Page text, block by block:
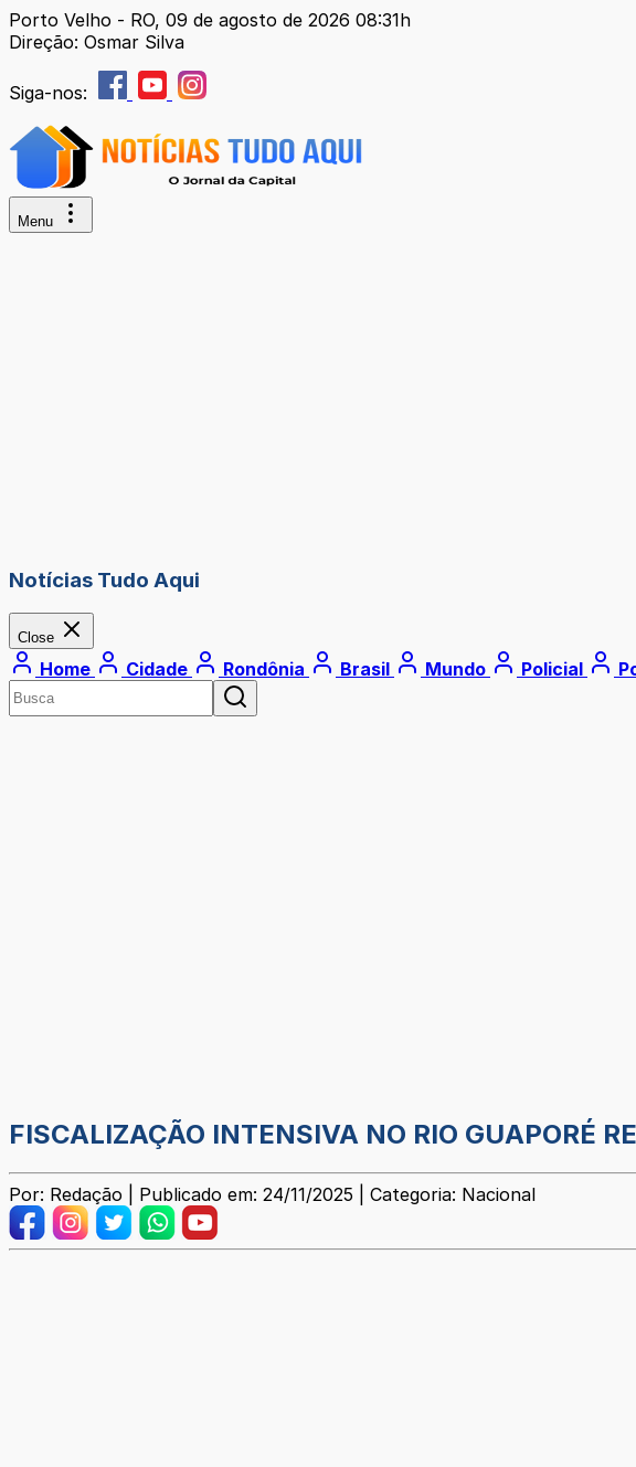
Porto Velho - RO, 09 de agosto de 2026 08:31h
Direção: Osmar Silva
Siga-nos:
Menu
Notícias Tudo Aqui
Close
Home Cidade Rondônia Brasil Mundo Policial
FISCALIZAÇÃO INTENSIVA NO RIO GUAPORÉ
Por: Redação | Publicado em: 24/11/2025 | Categoria: Nacional